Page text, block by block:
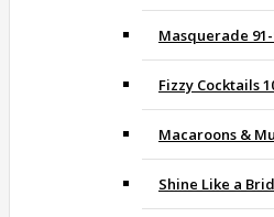
Masquerade
Fizzy Cocktails
Macaroons &
Shine Like a